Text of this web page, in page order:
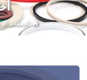
الصفحة